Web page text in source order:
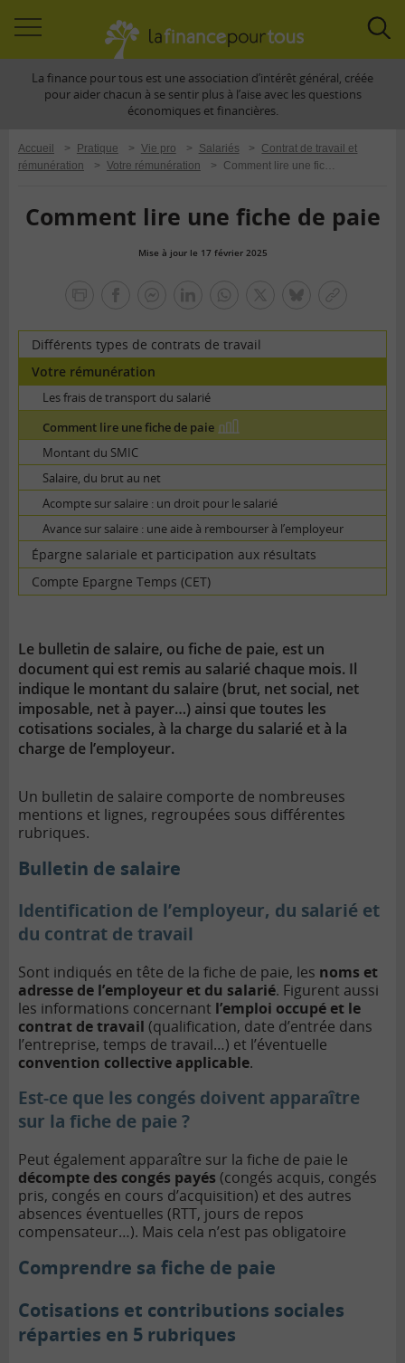
àLa finance pour tous est une association d’intérêt général, créée
pour aider chacun à se sentir plus à l’aise avec les questions
économiques et financières.
Accueil > Pratique > Vie pro > Salariés >
Contrat de travail et
rémunération
> Votre rémunération > Comment lire une fiche de paie
Comment lire une fiche de paie
Mise à jour le 17 février 2025
tous
Différents types de contrats de travail
Votre rémunération
Les frais de transport du salarié
Comment lire une fiche de paieEn
Montant du SMIC
Salaire, du brut au net
Acompte sur salaire : un droit pour le salarié
Avance sur salaire : une aide à rembourser à l’employeur
Épargne salariale et participation aux résultats
Compte Epargne Temps (CET)
Le bulletin de salaire, ou fiche de paie, est un
document qui est remis au salarié chaque mois. Il
indique le montant du salaire (brut, net social, net
imposable, net à payer…) ainsi que toutes les
cotisations sociales, à la charge du salarié et à la
charge de l’employeur.
Un bulletin de salaire comporte de nombreuses
mentions et lignes, regroupées sous différentes
rubriques.
Bulletin de salaire
Identification de l’employeur, du salarié et
du contrat de travail
Sont indiqués en tête de la fiche de paie, les noms et
adresse de l’employeur et du salarié. Figurent aussi
les informations concernant l’emploi occupé et le
contrat de travail (qualification, date d’entrée dans
l’entreprise, temps de travail…) et l’éventuelle
convention collective applicable.
Est-ce que les congés doivent apparaître
sur la fiche de paie ?
Peut également apparaître sur la fiche de paie le
décompte des congés payés (congés acquis, congés
pris, congés en cours d’acquisition) et des autres
absences éventuelles (RTT, jours de repos
compensateur…). Mais cela n’est pas obligatoire
Comprendre sa fiche de paie
Cotisations et contributions sociales
réparties en 5 rubriques